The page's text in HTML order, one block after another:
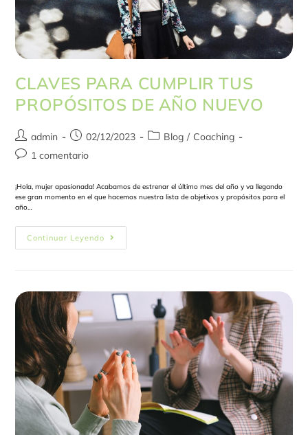
CLAVES PARA CUMPLIR TUS
PROPÓSITOS DE AÑO NUEVO
admin 02/12/2023 Blog / Coaching
1 comentario
¡Hola, mujer apasionada! Acabamos de estrenar el último mes del año y va llegando
ese gran momento en el que hacemos nuestra lista de objetivos y propósitos para el
año…
Continuar Leyendo